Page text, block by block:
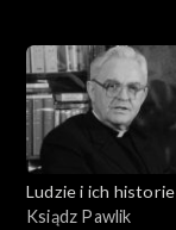
Ludzie i ich historie
Ksiądz Pawlik